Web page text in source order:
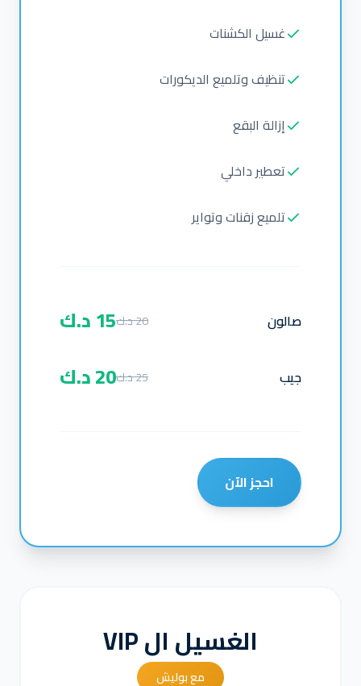
غسيل الكشنات
تنظيف وتلميع الديكورات
إزالة البقع
تعطير داخلي
تلميع زقنات وتواير
صالون 20 د.ك 15 د.ك
جيب 25 د.ك 20 د.ك
احجز الآن
الغسيل ال VIP
مع بوليش